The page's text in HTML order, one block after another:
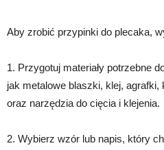
Aby zrobić przypinki do plecaka,
1. Przygotuj materiały potrzebne
jak metalowe blaszki, klej, agrafki,
oraz narzędzia do cięcia i klejenia.
2. Wybierz wzór lub napis, który